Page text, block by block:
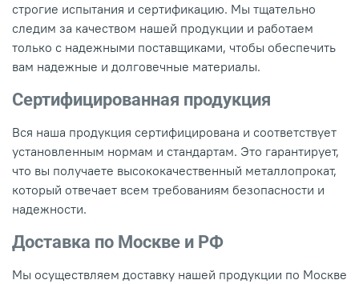
строгие испытания и сертификацию. Мы тщательно
следим за качеством нашей продукции и работаем
только с надежными поставщиками, чтобы обеспечить
вам надежные и долговечные материалы.
Сертифицированная продукция
Вся наша продукция сертифицирована и соответствует
установленным нормам и стандартам. Это гарантирует,
что вы получаете высококачественный металлопрокат,
который отвечает всем требованиям безопасности и
надежности.
Доставка по Москве и РФ
Мы осуществляем доставку нашей продукции по Москве